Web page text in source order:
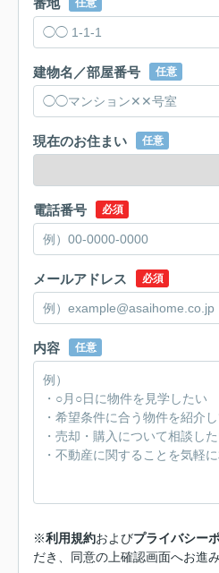
番地 任意
建物名／部屋番号 任意
現在のお住まい 任意
電話番号 必須
メールアドレス 必須
内容 任意
※利用規約およびプライバシー
だき、同意の上確認画面へお進